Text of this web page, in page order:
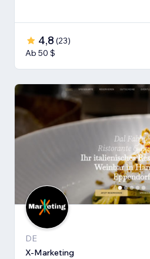
4,8 (23)
Ab 50 $
DE
X-Marketing